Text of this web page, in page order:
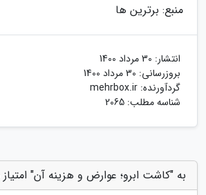
منبع: برترین ها
انتشار: 30 مرداد 1400
بروزرسانی: 30 مرداد 1400
گردآورنده: mehrbox.ir
شناسه مطلب: 2065
به "کاشت ابرو؛ عوارض و هزینه آن"